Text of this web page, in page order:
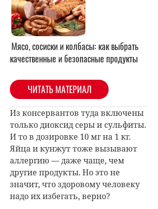
Мясо, сосиски и колбасы: как выбрать
качественные и безопасные продукты
ЧИТАТЬ МАТЕРИАЛ
Из консервантов туда включены
только диоксид серы и сульфиты.
И то в дозировке 10 мг на 1 кг.
Яйца и кунжут тоже вызывают
аллергию — даже чаще, чем
другие продукты. Но это не
значит, что здоровому человеку
надо их избегать, верно?